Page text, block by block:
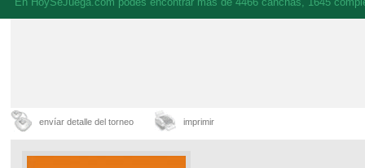
envíar detalle del torneo imprimir